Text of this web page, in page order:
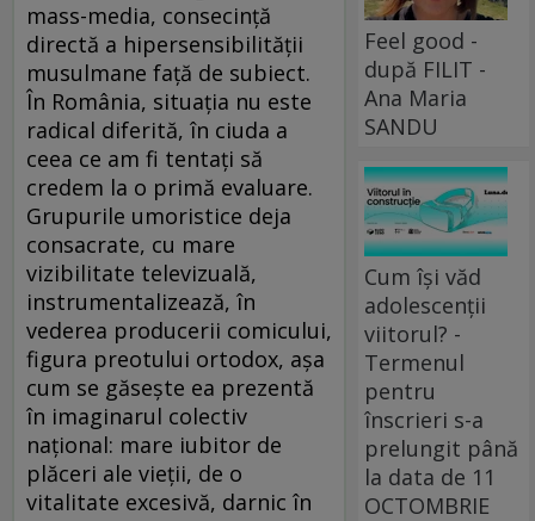
Feel good -
după FILIT -
Ana Maria
SANDU
Cum își văd
adolescenții
viitorul? -
Termenul
pentru
înscrieri s-a
prelungit până
la data de 11
OCTOMBRIE